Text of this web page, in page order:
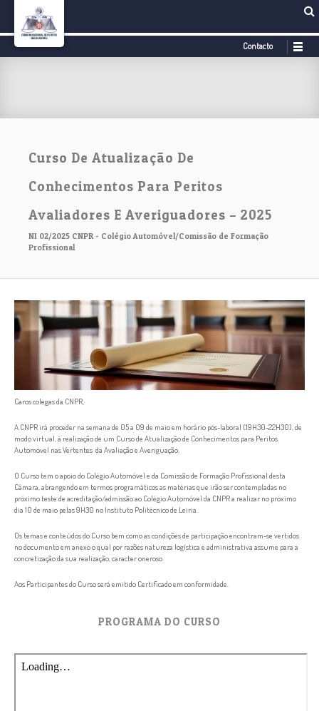
Contacto
Curso De Atualização De
Conhecimentos Para Peritos
Avaliadores E Averiguadores – 2025
NI 02/2025 CNPR - Colégio Automóvel/Comissão de Formação
Profissional
Caros colegas da CNPR,
A CNPR irá proceder na semana de 05 a 09 de maio em horário pós-laboral (19H30-22H30), de
modo virtual, à realização de um Curso de Atualização de Conhecimentos para Peritos
Automóvel nas Vertentes da Avaliação e Averiguação.
O Curso tem o apoio do Colégio Automóvel e da Comissão de Formação Profissional desta
Câmara, abrangendo em termos programáticos as matérias que irão ser contempladas no
próximo teste de acreditação/admissão ao Colégio Automóvel da CNPR a realizar no próximo
dia 10 de maio pelas 9H30 no Instituto Politécnico de Leiria.
Os temas e conteúdos do Curso bem como as condições de participação encontram-se vertidos
no documento em anexo o qual por razões natureza logística e administrativa assume para a
concretização da sua realização, caracter oneroso.
Aos Participantes do Curso será emitido Certificado em conformidade.
PROGRAMA DO CURSO